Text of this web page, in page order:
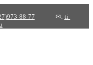
88-77 ✉: ti-